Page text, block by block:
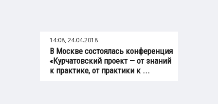
14:08, 24.04.2018
В Москве состоялась конференция
«Курчатовский проект — от знаний
к практике, от практики к ...